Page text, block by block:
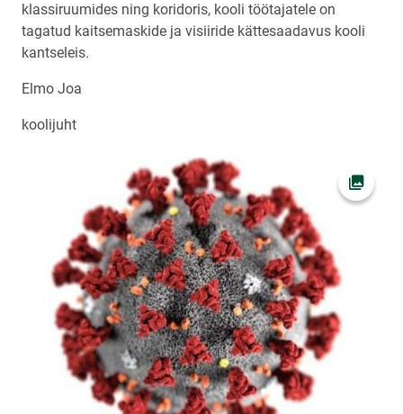
klassiruumides ning koridoris, kooli töötajatele on
tagatud kaitsemaskide ja visiiride kättesaadavus kooli
kantseleis.
Elmo Joa
koolijuht
Ava